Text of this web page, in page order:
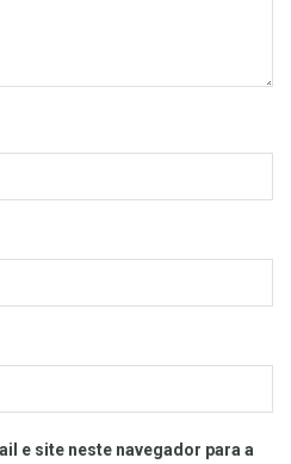
e site neste navegador para a